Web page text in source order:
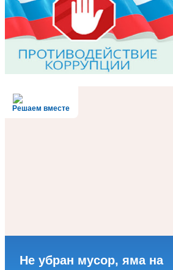
Решаем вместе
Не убран мусор, яма на